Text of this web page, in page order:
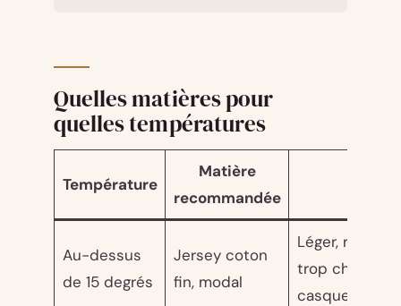
Quelles matières pour
quelles températures
Température
Matière
recommandée
Au-dessus
de 15 degrés
Jersey coton
fin, modal
Léger,
trop chaud
casque